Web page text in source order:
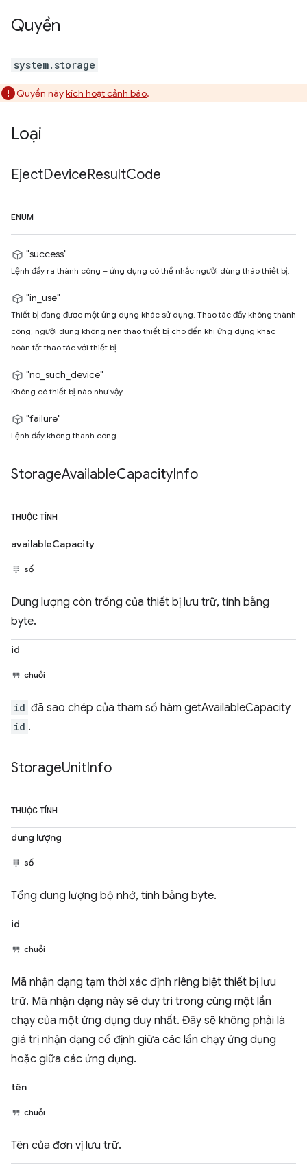
Quyền
system.storage
Quyền nàykích hoạt cảnh báo.
Loại
EjectDeviceResultCode
ENUM
"success"
Lệnh đẩy ra thành công – ứng dụng có thể nhắc người dùng tháo thiết bị.
"in_use"
Thiết bị đang được một ứng dụng khác sử dụng. Thao tác đẩy không thành
công; người dùng không nên tháo thiết bị cho đến khi ứng dụng khác
hoàn tất thao tác với thiết bị.
"no_such_device"
Không có thiết bị nào như vậy.
"failure"
Lệnh đẩy không thành công.
StorageAvailableCapacityInfo
THUỘC TÍNH
availableCapacity
số
Dung lượng còn trống của thiết bị lưu trữ, tính bằng
byte.
id
chuỗi
id đã sao chép của tham số hàm getAvailableCapacity
id .
StorageUnitInfo
THUỘC TÍNH
dung lượng
số
Tổng dung lượng bộ nhớ, tính bằng byte.
id
chuỗi
Mã nhận dạng tạm thời xác định riêng biệt thiết bị lưu
trữ. Mã nhận dạng này sẽ duy trì trong cùng một lần
chạy của một ứng dụng duy nhất. Đây sẽ không phải là
giá trị nhận dạng cố định giữa các lần chạy ứng dụng
hoặc giữa các ứng dụng.
tên
chuỗi
Tên của đơn vị lưu trữ.